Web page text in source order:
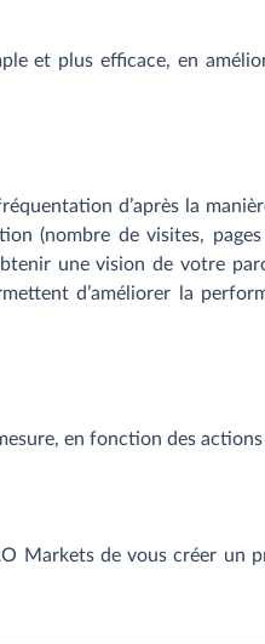
et plus efficace, en
d’après la
(nombre de visites,
une vision de votre
d’améliorer la
en fonction des
Markets de vous créer un